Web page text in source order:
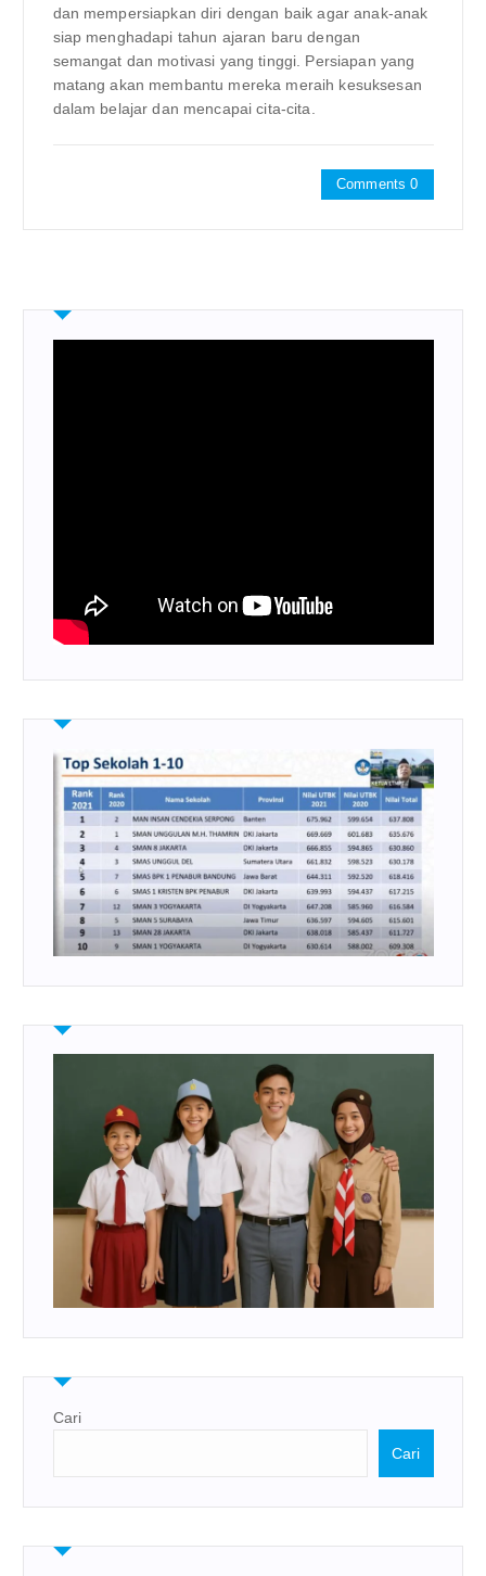
dan mempersiapkan diri dengan baik agar anak-anak
siap menghadapi tahun ajaran baru dengan
semangat dan motivasi yang tinggi. Persiapan yang
matang akan membantu mereka meraih kesuksesan
dalam belajar dan mencapai cita-cita.
Comments 0
Cari
Cari